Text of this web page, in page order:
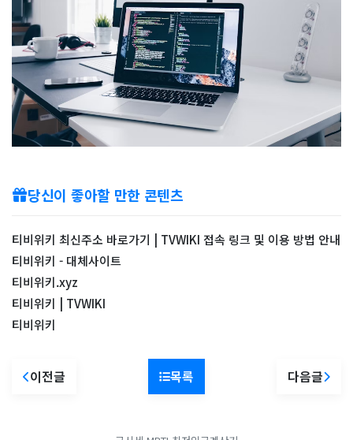
당신이 좋아할 만한 콘텐츠
티비위키 최신주소 바로가기 | TVWIKI 접속 링크 및 이용 방법 안내
티비위키 - 대체사이트
티비위키.xyz
티비위키 | TVWIKI
티비위키
이전글 목록 다음글